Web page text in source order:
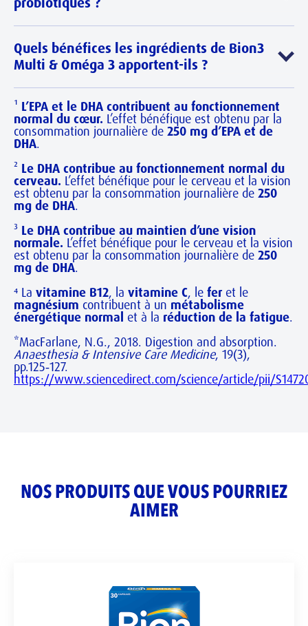
Zinc
13.5 mg
135%
Cuivre
1 mg
100%
Manganèse
1 mg
50%
Sélénium
75 µg
136%
Chrome
Iode
150 µg
100%
* VNR : % Valeurs Nutritionnelles de Référence
** UFC : Unité Formant Colonie
absorbés*.
ayant des problèmes de santé spécifiques ou des
complément alimentaire.
probiotiquesdont il est scientifiquement prouvé
qu’ils atteignent l’intestin vivants, là où 90 % des
Quels bénéfices les ingrédients de Bion3
Multi & Oméga 3 apportent-ils ?
de13 vitamines et 9 minérauxpour vous aider à
rester énergique mentalement et physiquement4.
Lacapsule apporte des acides gras
et EPA), des nutriments importants qui soutiennent
la santé du cœur1, les fonctions cérébrales2 et la
vision3. En plus, Bion3 Multi & Oméga‑3 contient
000 millions de probiotiques
DE111), dont il est scientifiquement prouvé qu’ils
atteignent l’intestin vivants, là où 90 % des
nutriments sont absorbés*.
¹ L’EPA et le DHA contribuent au fonctionnement
normal du cœur. L’effet bénéfique est obtenu par la
consommation journalière de 250 mg d’EPA et de
DHA.
² Le DHA contribue au fonctionnement normal du
cerveau. L’effet bénéfique pour le cerveau et la vision
est obtenu par la consommation journalière de 250
mg de DHA.
³ Le DHA contribue au maintien d’une vision
normale. L’effet bénéfique pour le cerveau et la vision
est obtenu par la consommation journalière de 250
mg de DHA.
⁴ La vitamine B12, la vitamine C, le feret le
magnésium contribuent à un métabolisme
énergétique normal et à la réduction de la fatigue.
*MacFarlane, N.G., 2018. Digestion and absorption.
Anaesthesia & Intensive Care Medicine, 19(3),
pp.125‑127.
https://www.sciencedirect.com/science/article/pii/
NOS PRODUITS QUE VOUS POURRIEZ
AIMER